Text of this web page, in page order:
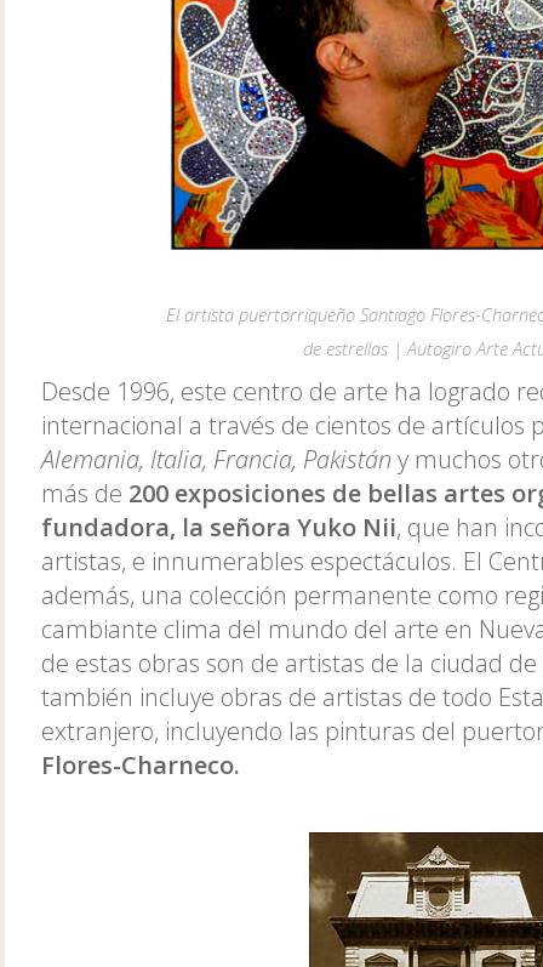
El artista puertorriqueño Santiago Flores-
de estrellas | Autogiro Arte
Desde 1996, este centro de arte ha logrado
internacional a través de cientos de artículos
Alemania, Italia, Francia, Pakistán y muchos
más de 200 exposiciones de bellas artes
fundadora, la señora Yuko Nii, que han
artistas, e innumerables espectáculos. El
además, una colección permanente como
cambiante clima del mundo del arte en
de estas obras son de artistas de la ciudad de
también incluye obras de artistas de todo
extranjero, incluyendo las pinturas del
Flores-Charneco.